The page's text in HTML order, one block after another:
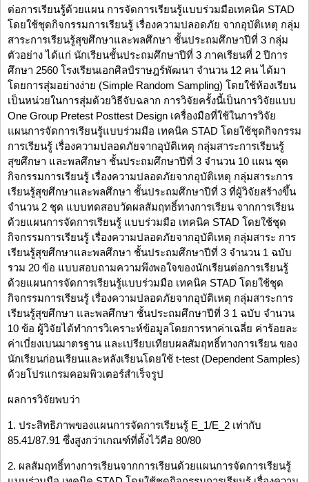
ต่อการเรียนรู้ด้วยแผน การจัดการเรียนรู้แบบร่วมมือเทคนิค STAD
โดยใช้ชุดกิจกรรมการเรียนรู้ เรื่องความปลอดภัย จากอุบัติเหตุ กลุ่ม
สาระการเรียนรู้สุขศึกษาและพลศึกษา ชั้นประถมศึกษาปีที่ 3 กลุ่ม
ตัวอย่าง ได้แก่ นักเรียนชั้นประถมศึกษาปีที่ 3 ภาคเรียนที่ 2 ปีการ
ศึกษา 2560 โรงเรียนเอกศิลป์ราษฎร์พัฒนา จำนวน 12 คน ได้มา
โดยการสุ่มอย่างง่าย (Simple Random Sampling) โดยใช้ห้องเรียน
เป็นหน่วยในการสุ่มด้วยวิธีจับฉลาก การวิจัยครั้งนี้เป็นการวิจัยแบบ
One Group Pretest Posttest Design เครื่องมือที่ใช้ในการวิจัย
แผนการจัดการเรียนรู้แบบร่วมมือ เทคนิค STAD โดยใช้ชุดกิจกรรม
การเรียนรู้ เรื่องความปลอดภัยจากอุบัติเหตุ กลุ่มสาระการเรียนรู้
สุขศึกษา และพลศึกษา ชั้นประถมศึกษาปีที่ 3 จำนวน 10 แผน ชุด
กิจกรรมการเรียนรู้ เรื่องความปลอดภัยจากอุบัติเหตุ กลุ่มสาระการ
เรียนรู้สุขศึกษาและพลศึกษา ชั้นประถมศึกษาปีที่ 3 ที่ผู้วิจัยสร้างขึ้น
จำนวน 2 ชุด แบบทดสอบวัดผลสัมฤทธิ์ทางการเรียน จากการเรียน
ด้วยแผนการจัดการเรียนรู้ แบบร่วมมือ เทคนิค STAD โดยใช้ชุด
กิจกรรมการเรียนรู้ เรื่องความปลอดภัยจากอุบัติเหตุ กลุ่มสาระ การ
เรียนรู้สุขศึกษาและพลศึกษา ชั้นประถมศึกษาปีที่ 3 จำนวน 1 ฉบับ
รวม 20 ข้อ แบบสอบถามความพึงพอใจของนักเรียนต่อการเรียนรู้
ด้วยแผนการจัดการเรียนรู้แบบร่วมมือ เทคนิค STAD โดยใช้ชุด
กิจกรรมการเรียนรู้ เรื่องความปลอดภัยจากอุบัติเหตุ กลุ่มสาระการ
เรียนรู้สุขศึกษา และพลศึกษา ชั้นประถมศึกษาปีที่ 3 1 ฉบับ จำนวน
10 ข้อ ผู้วิจัยได้ทำการวิเคราะห์ข้อมูลโดยการหาค่าเฉลี่ย ค่าร้อยละ
ค่าเบี่ยงเบนมาตรฐาน และเปรียบเทียบผลสัมฤทธิ์ทางการเรียน ของ
นักเรียนก่อนเรียนและหลังเรียนโดยใช้ t-test (Dependent Samples)
ด้วยโปรแกรมคอมพิวเตอร์สำเร็จรูป
ผลการวิจัยพบว่า
1. ประสิทธิภาพของแผนการจัดการเรียนรู้ E_1/E_2 เท่ากับ
85.41/87.91 ซึ่งสูงกว่าเกณฑ์ที่ตั้งไว้คือ 80/80
2. ผลสัมฤทธิ์ทางการเรียนจากการเรียนด้วยแผนการจัดการเรียนรู้